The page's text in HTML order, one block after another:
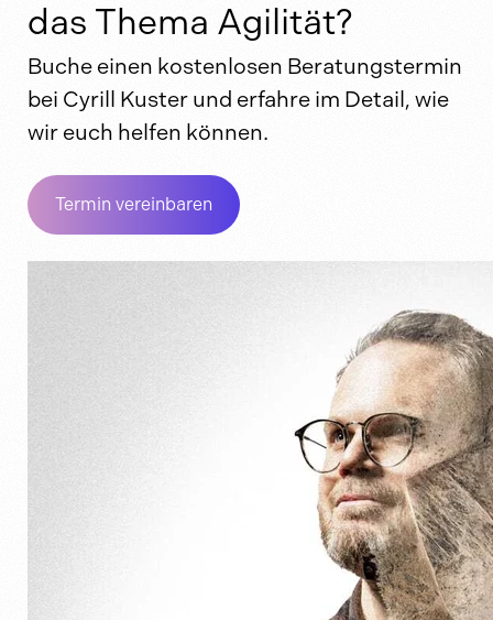
das Thema Agilität?
Buche einen kostenlosen Beratungstermin
bei Cyrill Kuster und erfahre im Detail, wie
wir euch helfen können.
Termin vereinbaren